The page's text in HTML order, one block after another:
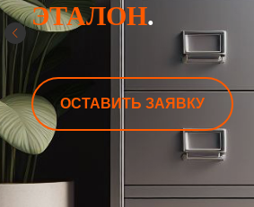
ЭТАЛОН.
ОСТАВИТЬ ЗАЯВКУ